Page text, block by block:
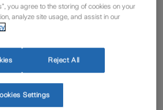
you agree to the storing of cookies on your
analyze site usage, and assist in our
Reject All
Settings